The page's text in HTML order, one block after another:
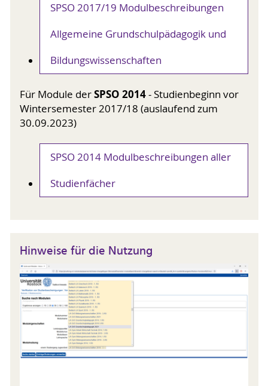
SPSO 2017/19 Modulbeschreibungen
Allgemeine Grundschulpädagogik und
Bildungswissenschaften
Für Module derSPSO 2014- Studienbeginn vor
Wintersemester 2017/18 (auslaufend zum
30.09.2023)
SPSO 2014 Modulbeschreibungen aller
Studienfächer
Hinweise für die Nutzung